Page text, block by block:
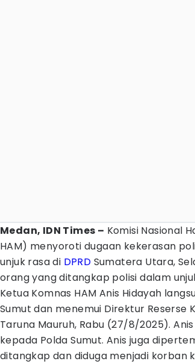
Medan, IDN Times – Komisi Nasional
HAM) menyoroti dugaan kekerasan
unjuk rasa di DPRD Sumatera Utara,
orang yang ditangkap polisi dalam
Ketua Komnas HAM Anis Hidayah
Sumut dan menemui Direktur Reserse
Taruna Mauruh, Rabu (27/8/2025).
kepada Polda Sumut. Anis juga
ditangkap dan diduga menjadi korban